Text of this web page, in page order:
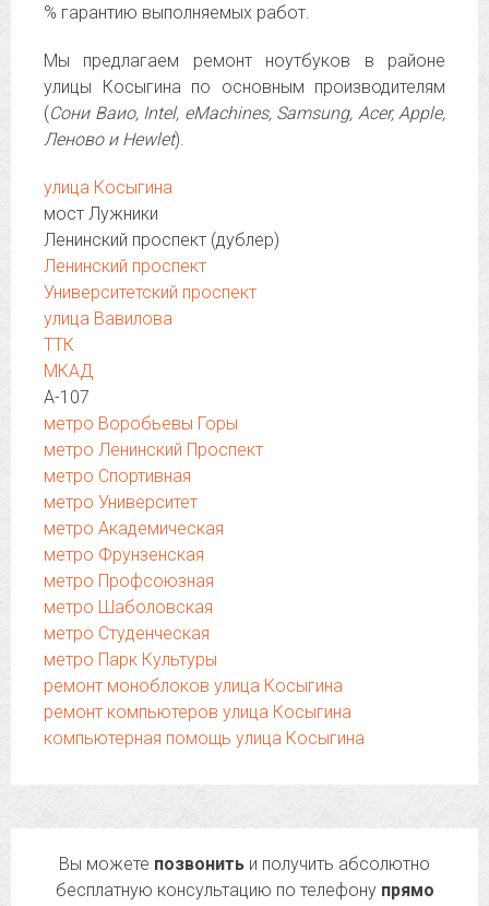
% гарантию выполняемых работ.
Мы предлагаем ремонт ноутбуков в районе
улицы Косыгина по основным производителям
(Сони Ваио, Intel, eMachines, Samsung, Acer, Apple,
Леново и Hewlet).
улица Косыгина
мост Лужники
Ленинский проспект (дублер)
Ленинский проспект
Университетский проспект
улица Вавилова
ТТК
МКАД
А-107
метро Воробьевы Горы
метро Ленинский Проспект
метро Спортивная
метро Университет
метро Академическая
метро Фрунзенская
метро Профсоюзная
метро Шаболовская
метро Студенческая
метро Парк Культуры
ремонт моноблоков улица Косыгина
ремонт компьютеров улица Косыгина
компьютерная помощь улица Косыгина
Вы можете позвонить и получить абсолютно
бесплатную консультацию по телефону прямо